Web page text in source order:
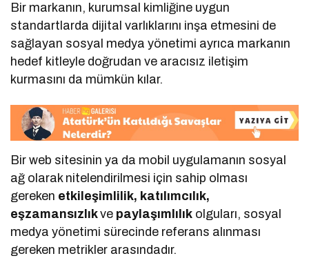
Bir markanın, kurumsal kimliğine uygun
standartlarda dijital varlıklarını inşa etmesini de
sağlayan sosyal medya yönetimi ayrıca markanın
hedef kitleyle doğrudan ve aracısız iletişim
kurmasını da mümkün kılar.
Bir web sitesinin ya da mobil uygulamanın sosyal
ağ olarak nitelendirilmesi için sahip olması
gereken etkileşimlilik, katılımcılık,
eşzamansızlıkve paylaşımlılık olguları, sosyal
medya yönetimi sürecinde referans alınması
gereken metrikler arasındadır.